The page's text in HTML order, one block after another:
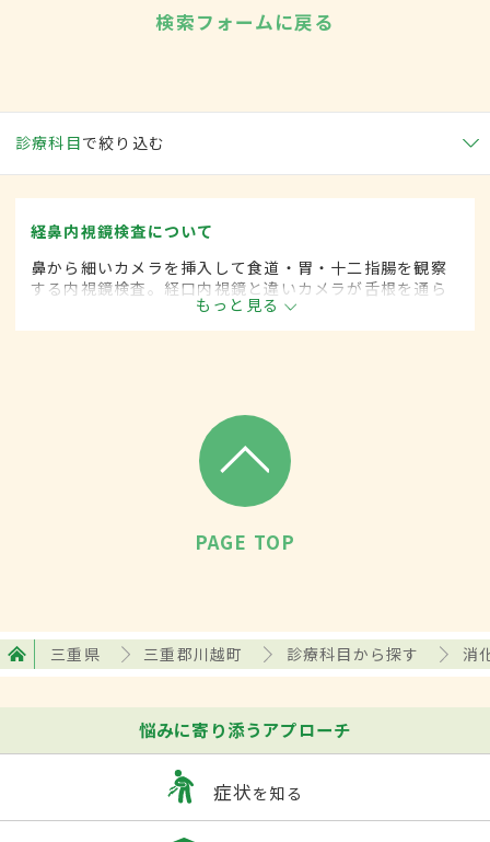
検索フォームに戻る
診療科目で絞り込む
経鼻内視鏡検査について
鼻から細いカメラを挿入して食道・胃・十二指腸を観察
する内視鏡検査。経口内視鏡と違いカメラが舌根を通ら
ないため苦痛は比較的少く、検査中の会話も可能。カメ
ラが細いので画質がやや劣るというデメリットがある。
もっと見る
PAGE TOP
三重県 三重郡川越町 診療科目から探す 消
悩みに寄り添うアプローチ
症状を知る